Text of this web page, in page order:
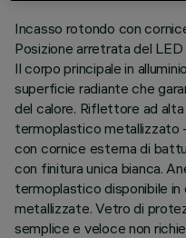
Incasso rotondo con
Posizione arretrata del
Il corpo principale in
superficie radiante che
del calore. Riflettore ad
termoplastico
con cornice esterna di
con finitura unica bianca.
termoplastico disponibile
metallizzate. Vetro di
semplice e veloce non